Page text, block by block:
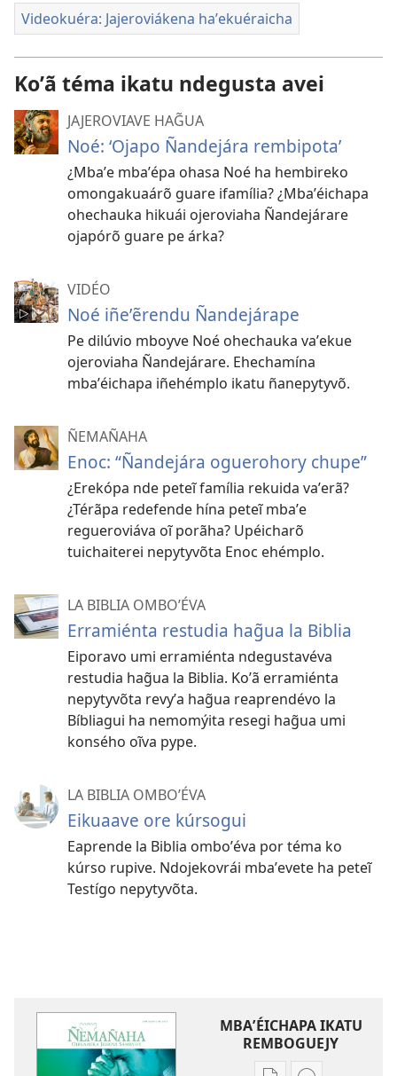
Videokuéra: Jajeroviákena haʼekuéraicha
Koʼã téma ikatu ndegusta avei
JAJEROVIAVE HAG̃UA
Noé: ‘Ojapo Ñandejára rembipota’
¿Mbaʼe mbaʼépa ohasa Noé ha hembireko
omongakuaárõ guare ifamília? ¿Mbaʼéichapa
ohechauka hikuái ojeroviaha Ñandejárare
ojapórõ guare pe árka?
VIDÉO
Noé iñeʼẽrendu Ñandejárape
Pe dilúvio mboyve Noé ohechauka vaʼekue
ojeroviaha Ñandejárare. Ehechamína
mbaʼéichapa iñehémplo ikatu ñanepytyvõ.
ÑEMAÑAHA
Enoc: “Ñandejára oguerohory chupe”
¿Erekópa nde peteĩ família rekuida vaʼerã?
¿Térãpa redefende hína peteĩ mbaʼe
regueroviáva oĩ porãha? Upéicharõ
tuichaiterei nepytyvõta Enoc ehémplo.
LA BIBLIA OMBOʼÉVA
Erramiénta restudia hag̃ua la Biblia
Eiporavo umi erramiénta ndegustavéva
restudia hag̃ua la Biblia. Koʼã erramiénta
nepytyvõta revyʼa hag̃ua reaprendévo la
Bíbliagui ha nemomýita resegi hag̃ua umi
konsého oĩva pype.
LA BIBLIA OMBOʼÉVA
Eikuaave ore kúrsogui
Eaprende la Biblia omboʼéva por téma ko
kúrso rupive. Ndojekovrái mbaʼevete ha peteĩ
Testígo nepytyvõta.
MBAʼÉICHAPA IKATU
REMBOGUEJY